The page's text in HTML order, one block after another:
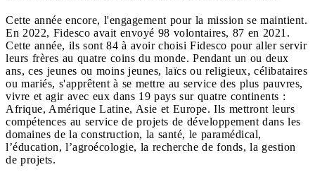
Cette année encore, l'engagement pour la mission se maintient.
En 2022, Fidesco avait envoyé 98 volontaires, 87 en 2021.
Cette année, ils sont 84 à avoir choisi Fidesco pour aller servir
leurs frères au quatre coins du monde. Pendant un ou deux
ans, ces jeunes ou moins jeunes, laïcs ou religieux, célibataires
ou mariés, s'apprêtent à se mettre au service des plus pauvres,
vivre et agir avec eux dans 19 pays sur quatre continents :
Afrique, Amérique Latine, Asie et Europe. Ils mettront leurs
compétences au service de projets de développement dans les
domaines de la construction, la santé, le paramédical,
l’éducation, l’agroécologie, la recherche de fonds, la gestion
de projets.